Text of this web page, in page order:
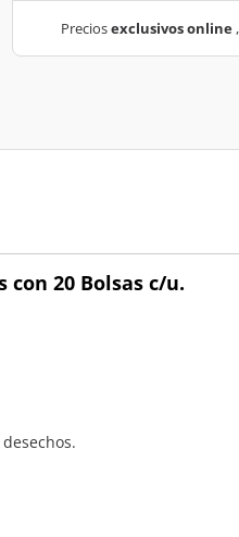
Preciosexclusivos online,
con 20 Bolsas c/u.